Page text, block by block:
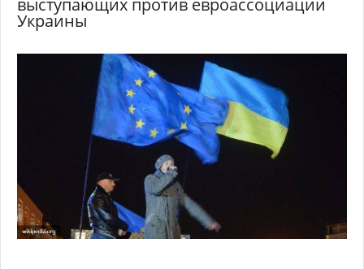
выступающих против евроассоциации
Украины